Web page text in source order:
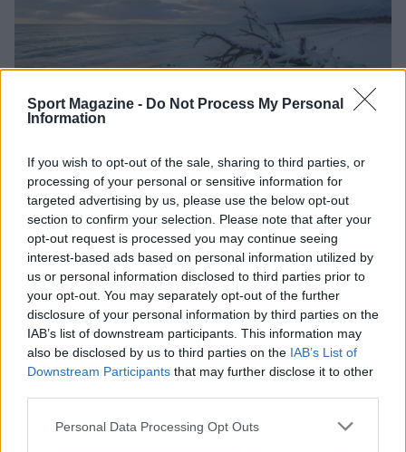
Sport Magazine - Do Not Process My Personal
Information
If you wish to opt-out of the sale, sharing to third parties, or
processing of your personal or sensitive information for
targeted advertising by us, please use the below opt-out
section to confirm your selection. Please note that after your
opt-out request is processed you may continue seeing
interest-based ads based on personal information utilized by
us or personal information disclosed to third parties prior to
your opt-out. You may separately opt-out of the further
disclosure of your personal information by third parties on the
IAB’s list of downstream participants. This information may
also be disclosed by us to third parties on the IAB’s List of
Downstream Participants that may further disclose it to other
Please note that this website/app uses one or more Google
Personal Data Processing Opt Outs
Nuova Zelanda: ondata di freddo eccezionale porta
neve a bassa quota
Francesca Lombardi · 4 Ago 2026